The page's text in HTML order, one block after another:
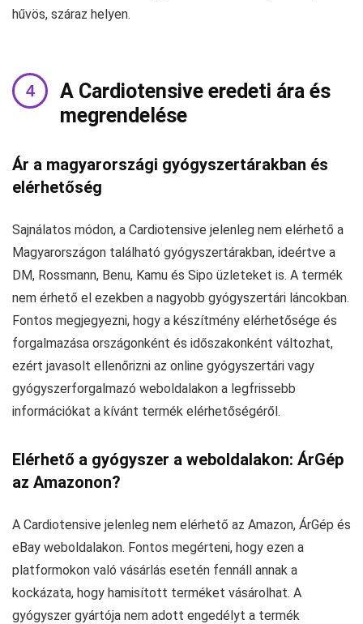
hűvös, száraz helyen.
A Cardiotensive eredeti ára és
megrendelése
Ár a magyarországi gyógyszertárakban és
elérhetőség
Sajnálatos módon, a Cardiotensive jelenleg nem elérhető a
Magyarországon található gyógyszertárakban, ideértve a
DM, Rossmann, Benu, Kamu és Sipo üzleteket is. A termék
nem érhető el ezekben a nagyobb gyógyszertári láncokban.
Fontos megjegyezni, hogy a készítmény elérhetősége és
forgalmazása országonként és időszakonként változhat,
ezért javasolt ellenőrizni az online gyógyszertári vagy
gyógyszerforgalmazó weboldalakon a legfrissebb
információkat a kívánt termék elérhetőségéről.
Elérhető a gyógyszer a weboldalakon: ÁrGép
az Amazonon?
A Cardiotensive jelenleg nem elérhető az Amazon, ÁrGép és
eBay weboldalakon. Fontos megérteni, hogy ezen a
platformokon való vásárlás esetén fennáll annak a
kockázata, hogy hamisított terméket vásárolhat. A
gyógyszer gyártója nem adott engedélyt a termék